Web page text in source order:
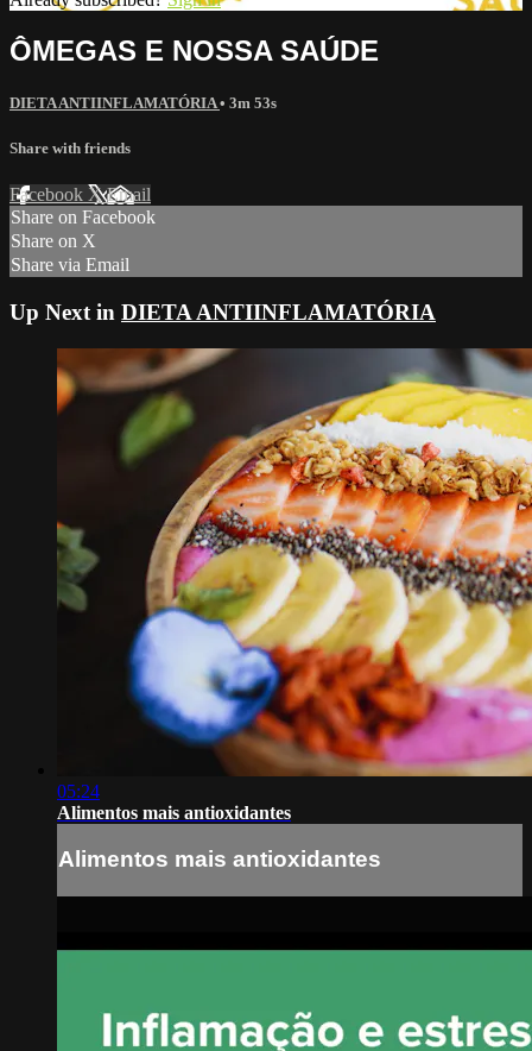
ÔMEGAS E NOSSA SAÚDE
DIETA ANTIINFLAMATÓRIA• 3m 53s
Share with friends
Facebook XEmail
Share on Facebook
Share on X
Share via Email
Up Next in DIETA ANTIINFLAMATÓRIA
05:24
Alimentos mais antioxidantes
Alimentos mais antioxidantes